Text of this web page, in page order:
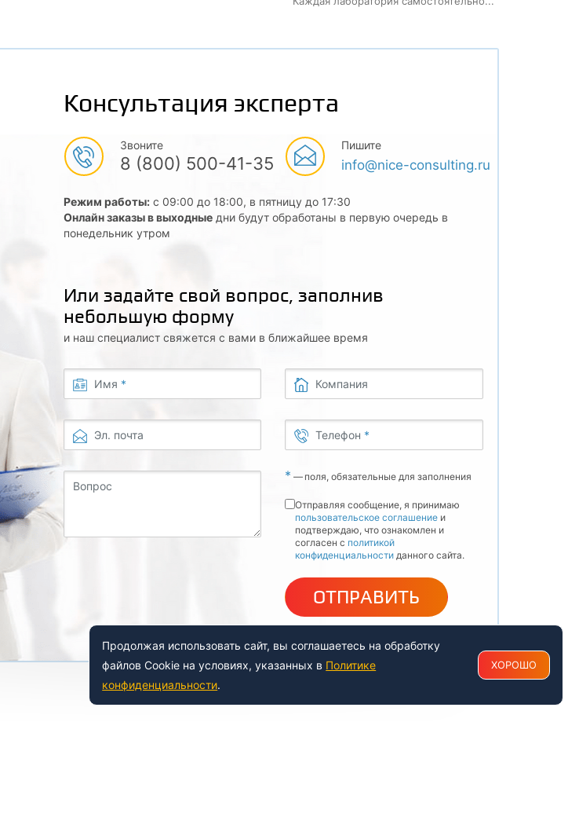
Консультация эксперта
Звоните
8 (800) 500-41-35
Пишите
info@nice-consulting.ru
Режим работы:с 09:00 до 18:00, в пятницу до 17:30
Онлайн заказы в выходныедни будут обработаны в первую очередь в
понедельник утром
Или задайте свой вопрос, заполнив
небольшую форму
и наш специалист свяжется с вами в ближайшее время
Имя *
Эл. почта
Вопрос
Компания
Телефон *
* — поля, обязательные для заполнения
Отправляя сообщение, я принимаю
пользовательское соглашение и
подтверждаю, что ознакомлен и
согласен с политикой
конфиденциальности данного сайта.
ОТПРАВИТЬ
Продолжая использовать сайт, вы соглашаетесь на обработку
файлов Cookie на условиях, указанных в Политике
конфиденциальности.
ХОРОШО